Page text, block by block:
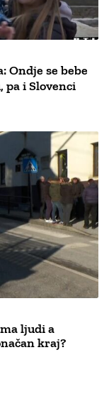
Ondje se bebe
pa i Slovenci
ljudi a
kraj?